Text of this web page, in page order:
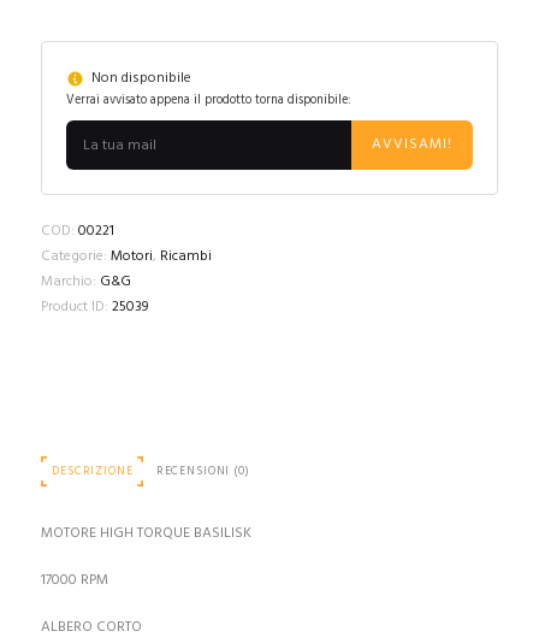
Non disponibile
Verrai avvisato appena il prodotto torna disponibile:
AVVISAMI!
COD: 00221
Categorie: Motori, Ricambi
Marchio: G&G
Product ID: 25039
DESCRIZIONE RECENSIONI (0)
MOTORE HIGH TORQUE BASILISK
17000 RPM
ALBERO CORTO